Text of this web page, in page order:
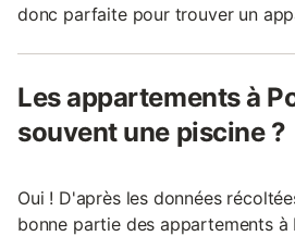
donc parfaite pour trouver un
Les appartements à
souvent une piscine ?
Oui ! D'après les données
bonne partie des appartements à